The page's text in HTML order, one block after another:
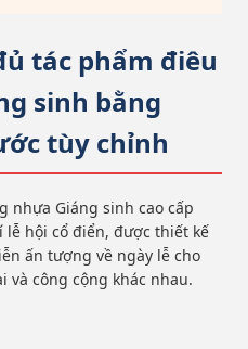
tác phẩm điêu
sinh bằng
tùy chỉnh
nhựa Giáng sinh cao cấp
lễ hội cổ điển, được thiết kế
ấn tượng về ngày lễ cho
công cộng khác nhau.